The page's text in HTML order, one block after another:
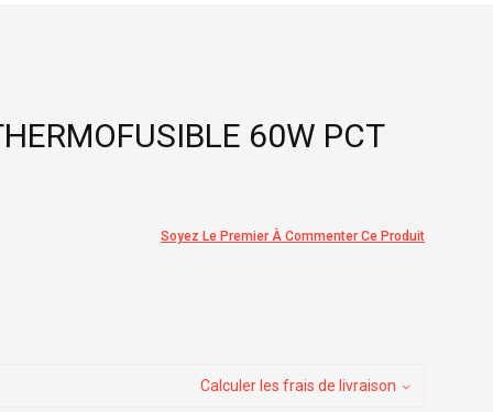
60W PCT
Soyez Le Premier À Commenter Ce Produit
Calculer les frais de livraison